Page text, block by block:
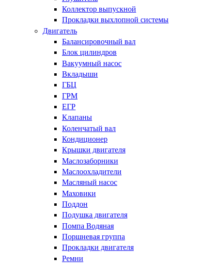
Коллектор выпускной
Прокладки выхлопной системы
Двигатель
Балансировочный вал
Блок цилиндров
Вакуумный насос
Вкладыши
ГБЦ
ГРМ
ЕГР
Клапаны
Коленчатый вал
Кондиционер
Крышки двигателя
Маслозаборники
Маслоохладители
Масляный насос
Маховики
Поддон
Подушка двигателя
Помпа Водяная
Поршневая группа
Прокладки двигателя
Ремни